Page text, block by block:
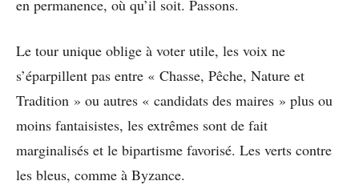
en permanence, où qu’il soit. Passons.
Le tour unique oblige à voter utile, les voix ne
s’éparpillent pas entre « Chasse, Pêche, Nature et
Tradition » ou autres « candidats des maires » plus ou
moins fantaisistes, les extrêmes sont de fait
marginalisés et le bipartisme favorisé. Les verts contre
les bleus, comme à Byzance.